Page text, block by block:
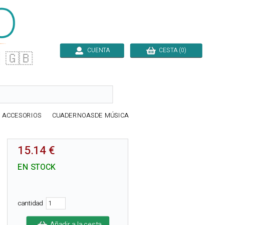
🇬🇧 CUENTA CESTA (0)
ACCESORIOS CUADERNOASDE MÚSICA
15.14 €
EN STOCK
cantidad